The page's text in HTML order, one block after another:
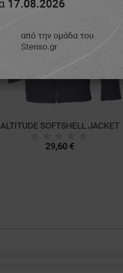
ALTITUDE SOFTSHELL JACKET
29,60 €